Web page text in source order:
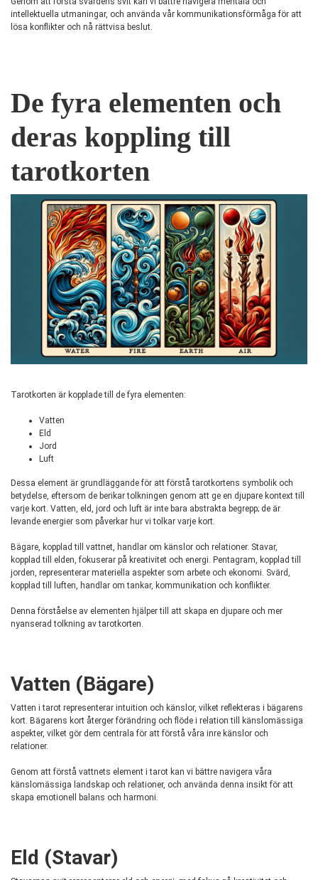
intellektuella utmaningar, och använda vår kommunikationsförmåga för att
lösa konflikter och nå rättvisa beslut.
De fyra elementen och
deras koppling till
tarotkorten
Tarotkorten är kopplade till de fyra elementen:
Vatten
Eld
Jord
Luft
Dessa element är grundläggande för att förstå tarotkortens symbolik och
betydelse, eftersom de berikar tolkningen genom att ge en djupare kontext till
varje kort. Vatten, eld, jord och luft är inte bara abstrakta begrepp; de är
levande energier som påverkar hur vi tolkar varje kort.
Bägare, kopplad till vattnet, handlar om känslor och relationer. Stavar,
kopplad till elden, fokuserar på kreativitet och energi. Pentagram, kopplad till
jorden, representerar materiella aspekter som arbete och ekonomi. Svärd,
kopplad till luften, handlar om tankar, kommunikation och konflikter.
Denna förståelse av elementen hjälper till att skapa en djupare och mer
nyanserad tolkning av tarotkorten.
Vatten (Bägare)
Vatten i tarot representerar intuition och känslor, vilket reflekteras i bägarens
kort. Bägarens kort återger förändring och flöde i relation till känslomässiga
aspekter, vilket gör dem centrala för att förstå våra inre känslor och
relationer.
Genom att förstå vattnets element i tarot kan vi bättre navigera våra
känslomässiga landskap och relationer, och använda denna insikt för att
skapa emotionell balans och harmoni.
Eld (Stavar)